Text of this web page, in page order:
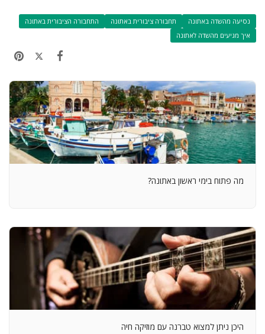
נסיעה מהשדה באתונה תחבורה ציבורית באתונה
התחבורה הציבורית באתונה
איך מגיעים מהשדה לאתונה
מה פתוח בימי ראשון באתונה?
היכן ניתן למצוא טברנה עם מוזיקה חיה